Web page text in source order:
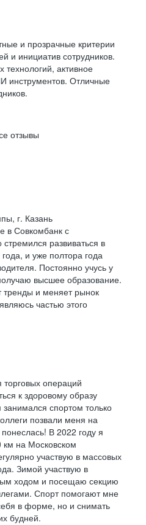
и прозрачные критерии
и инициатив сотрудников.
технологий, активное
инструментов. Отличные
отзывы
г. Казань
в Совкомбанк с
развиваться в
и уже полтора года
Постоянно учусь у
высшее образование.
тренды и меняет рынок
частью этого
торговых операций
к здоровому образу
спортом только
позвали меня на
В 2022 году я
на Московском
участвую в массовых
Зимой участвую в
ходом и посещаю секцию
Спорт помогают мне
в форме, но и снимать
будней.